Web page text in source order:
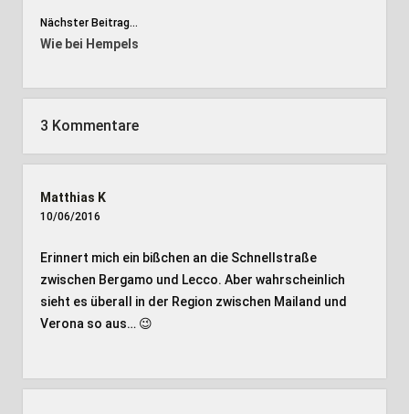
Nächster Beitrag...
Wie bei Hempels
3 Kommentare
Matthias K
10/06/2016
Erinnert mich ein bißchen an die Schnellstraße
zwischen Bergamo und Lecco. Aber wahrscheinlich
sieht es überall in der Region zwischen Mailand und
Verona so aus… 😉